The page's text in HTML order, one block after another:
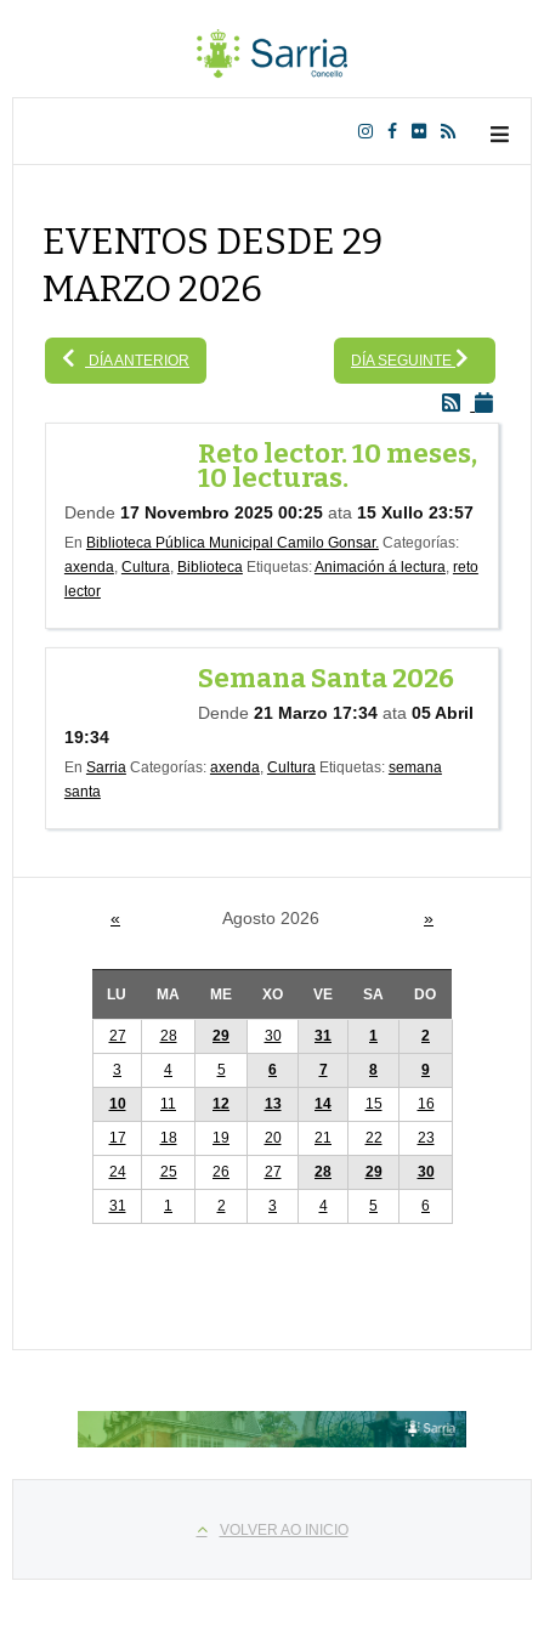
EVENTOS DESDE 29
MARZO 2026
DÍA ANTERIOR DÍA SEGUINTE
Reto lector. 10 meses,
10 lecturas.
Dende 17 Novembro 2025 00:25 ata 15 Xullo 23:57
En Biblioteca Pública Municipal Camilo Gonsar. Categorías:
axenda, Cultura, Biblioteca Etiquetas:Animación á lectura, reto
lector
Semana Santa 2026
Dende 21 Marzo 17:34 ata 05 Abril
19:34
En Sarria Categorías: axenda, Cultura Etiquetas: semana
santa
« Agosto 2026 »
LU MA ME XO VE SA DO
27 28 29 30 31 1
2
3
4 5 6 7 8
9
10
11 12 13 14 15
16
17
18 19 20 21 22
23
24
25 26 27 28 29
30
31
1 2 3 4 5 6
VOLVER AO INICIO